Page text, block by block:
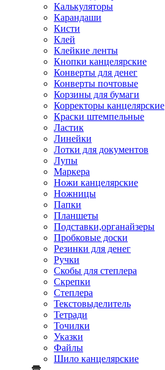
Калькуляторы
Карандаши
Кисти
Клей
Клейкие ленты
Кнопки канцелярские
Конверты для денег
Конверты почтовые
Корзины для бумаги
Корректоры канцелярские
Краски штемпельные
Ластик
Линейки
Лотки для документов
Лупы
Маркера
Ножи канцелярские
Ножницы
Папки
Планшеты
Подставки,органайзеры
Пробковые доски
Резинки для денег
Ручки
Скобы для степлера
Скрепки
Степлера
Текстовыделитель
Тетради
Точилки
Указки
Файлы
Шило канцелярские